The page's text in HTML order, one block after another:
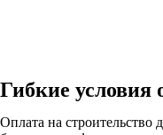
Гибкие условия
Оплата на строительство